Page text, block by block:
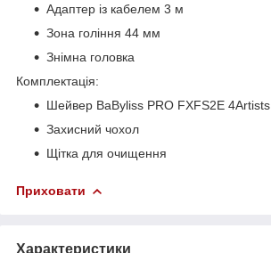
Адаптер із кабелем 3 м
Зона гоління 44 мм
Знімна головка
Комплектація:
Шейвер BaByliss PRO FXFS2E 4Artists
Захисний чохол
Щітка для очищення
Приховати
Характеристики